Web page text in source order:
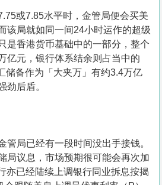
或7.85水平时，金管局便会买美
该局就如同一间24小时运作的超级
是香港货币基础中的一部分，整个
亿元，银行体系结余则占当中的
储备作为「大夹万」有约3.4万亿
劲后盾。
管局已经有一段时间没出手接钱。
局议息，市场预期很可能会再次加
亦已经陆续上调银行同业拆息按揭